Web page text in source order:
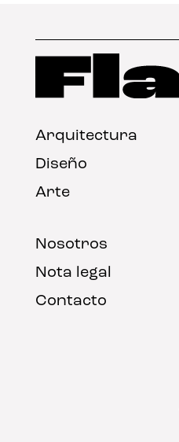
Arquitectura
Diseño
Arte
Nosotros
Nota legal
Contacto